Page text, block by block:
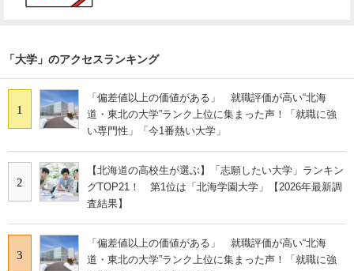
「大学」のアクセスランキング
1
「偏差値以上の価値がある」 就職評価が高い“北海
道・東北の大学”ランク上位に集まった声！「就職に強
い専門性」「今1番熱い大学」
2
【北海道の高校生が選ぶ】「志願したい大学」ランキン
グTOP21！ 第1位は「北海学園大学」【2026年最新調
査結果】
3
「偏差値以上の価値がある」 就職評価が高い“北海
道・東北の大学”ランク上位に集まった声！「就職に強